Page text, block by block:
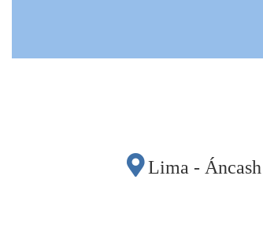
Lima - Áncash